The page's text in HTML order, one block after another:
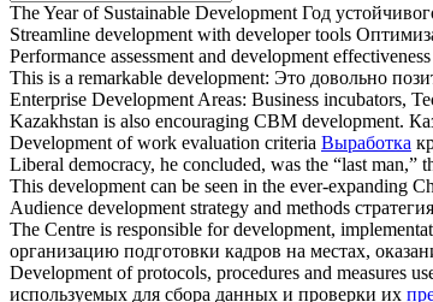
The Year of Sustainable Development Год
Streamline development with developer tools
Performance assessment and development effectiveness
This is a remarkable development: Это довольно
Enterprise Development Areas: Business incubators,
Kazakhstan is also encouraging CBM development.
Development of work evaluation criteria Выработка
Liberal democracy, he concluded, was the “last man,”
This development can be seen in the ever-expanding
Audience development strategy and methods
The Centre is responsible fordevelopment,
организацию подготовки кадров на местах,
Development of protocols, procedures and measures
используемых для сбора данных и проверки их